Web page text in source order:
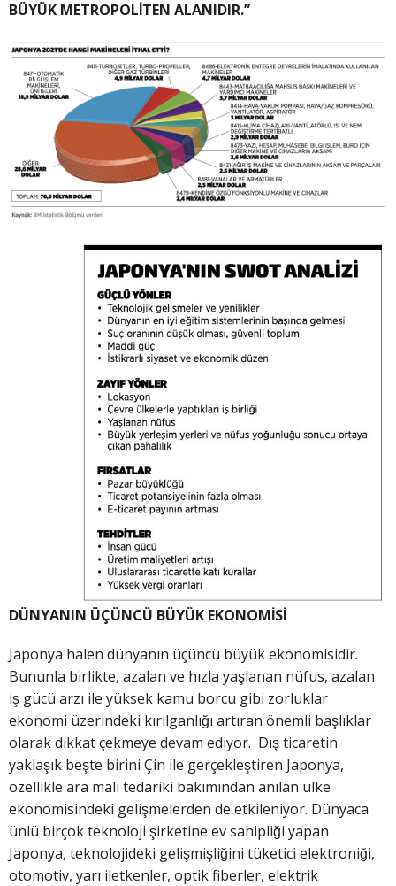
BÜYÜK METROPOLİTEN ALANIDIR.”
DÜNYANIN ÜÇÜNCÜ BÜYÜK EKONOMİSİ
Japonya halen dünyanın üçüncü büyük ekonomisidir.
Bununla birlikte, azalan ve hızla yaşlanan nüfus, azalan
iş gücü arzı ile yüksek kamu borcu gibi zorluklar
ekonomi üzerindeki kırılganlığı artıran önemli başlıklar
olarak dikkat çekmeye devam ediyor. Dış ticaretin
yaklaşık beşte birini Çin ile gerçekleştiren Japonya,
özellikle ara malı tedariki bakımından anılan ülke
ekonomisindeki gelişmelerden de etkileniyor. Dünyaca
ünlü birçok teknoloji şirketine ev sahipliği yapan
Japonya, teknolojideki gelişmişliğini tüketici elektroniği,
otomotiv, yarı iletkenler, optik fiberler, elektrik